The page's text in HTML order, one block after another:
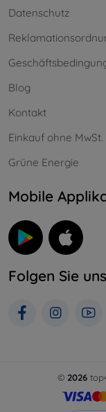
Datenschutz
Blog
Kontakt
Einkauf ohne
Grüne Energie
Mobile
Folgen Sie uns
© 2026